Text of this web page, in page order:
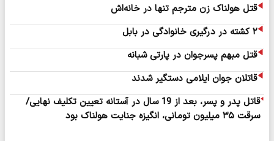
قتل هولناک زن مترجم تنها در خانه‌اش
۲ کشته در درگیری خانوادگی در بابل
قتل مبهم پسرجوان در پارتی شبانه
قاتلان جوان ایلامی دستگیر شدند
قاتل پدر و پسر، بعد از 19 سال در آستانه تعیین تکلیف نهایی/
سرقت ۳۵ میلیون تومانی، انگیزه جنایت هولناک بود